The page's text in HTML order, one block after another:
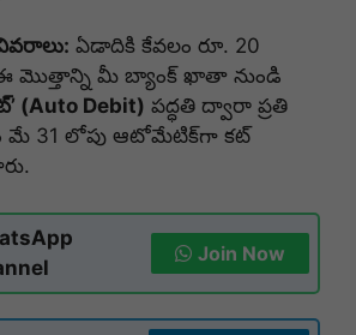
ఏడాదికి కేవలం రూ. 20
మొత్తాన్ని మీ బ్యాంక్ ఖాతా నుండి
(Auto Debit) పద్ధతి ద్వారా ప్రతి
మే 31 లోపు ఆటోమేటిక్‌గా కట్
Join Now